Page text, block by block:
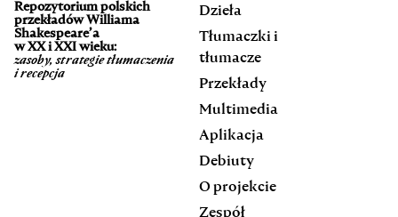
Repozytorium polskich
przekładów Williama
Shakespeare’a
w XX i XXI wieku:
zasoby, strategie tłumaczenia
i recepcja
Dzieła
Tłumaczki i
tłumacze
Przekłady
Multimedia
Aplikacja
Debiuty
O projekcie
Zespół